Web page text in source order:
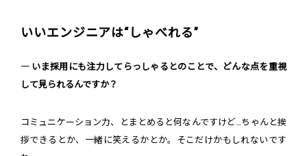
いいエンジニアは“しゃべれる”
― いま採用にも注力してらっしゃるとのことで、どんな点を重視
して見られるんですか？
コミュニケーション力、とまとめると何なんですけど…ちゃんと挨
拶できるとか、一緒に笑えるかとか。そこだけかもしれないです